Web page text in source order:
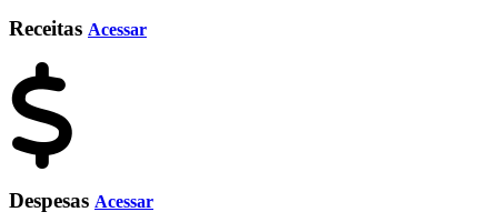
Receitas Acessar
Despesas Acessar